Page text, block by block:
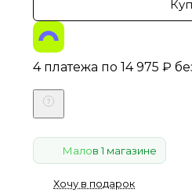
4 платежа по14 975₽
Малов 1 магазине
Хочу в подарок